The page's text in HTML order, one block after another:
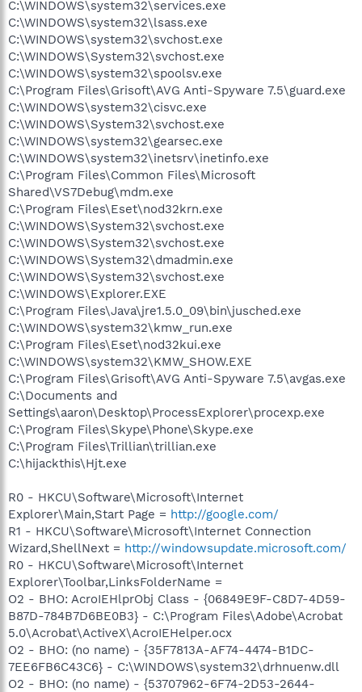
C:\WINDOWS\system32\services.exe
C:\WINDOWS\system32\lsass.exe
C:\WINDOWS\system32\svchost.exe
C:\WINDOWS\System32\svchost.exe
C:\WINDOWS\system32\spoolsv.exe
C:\Program Files\Grisoft\AVG Anti-Spyware 7.5\guard.exe
C:\WINDOWS\system32\cisvc.exe
C:\WINDOWS\System32\svchost.exe
C:\WINDOWS\system32\gearsec.exe
C:\WINDOWS\system32\inetsrv\inetinfo.exe
C:\Program Files\Common Files\Microsoft
Shared\VS7Debug\mdm.exe
C:\Program Files\Eset\nod32krn.exe
C:\WINDOWS\System32\svchost.exe
C:\WINDOWS\System32\svchost.exe
C:\WINDOWS\System32\dmadmin.exe
C:\WINDOWS\System32\svchost.exe
C:\WINDOWS\Explorer.EXE
C:\Program Files\Java\jre1.5.0_09\bin\jusched.exe
C:\WINDOWS\system32\kmw_run.exe
C:\Program Files\Eset\nod32kui.exe
C:\WINDOWS\system32\KMW_SHOW.EXE
C:\Program Files\Grisoft\AVG Anti-Spyware 7.5\avgas.exe
C:\Documents and
Settings\aaron\Desktop\ProcessExplorer\procexp.exe
C:\Program Files\Skype\Phone\Skype.exe
C:\Program Files\Trillian\trillian.exe
C:\hijackthis\Hjt.exe
R0 - HKCU\Software\Microsoft\Internet
Explorer\Main,Start Page = http://google.com/
R1 - HKCU\Software\Microsoft\Internet Connection
Wizard,ShellNext = http://windowsupdate.microsoft.com/
R0 - HKCU\Software\Microsoft\Internet
Explorer\Toolbar,LinksFolderName =
O2 - BHO: AcroIEHlprObj Class - {06849E9F-C8D7-4D59-
B87D-784B7D6BE0B3} - C:\Program Files\Adobe\Acrobat
5.0\Acrobat\ActiveX\AcroIEHelper.ocx
O2 - BHO: (no name) - {35F7813A-AF74-4474-B1DC-
7EE6FB6C43C6} - C:\WINDOWS\system32\drhnuenw.dll
O2 - BHO: (no name) - {53707962-6F74-2D53-2644-